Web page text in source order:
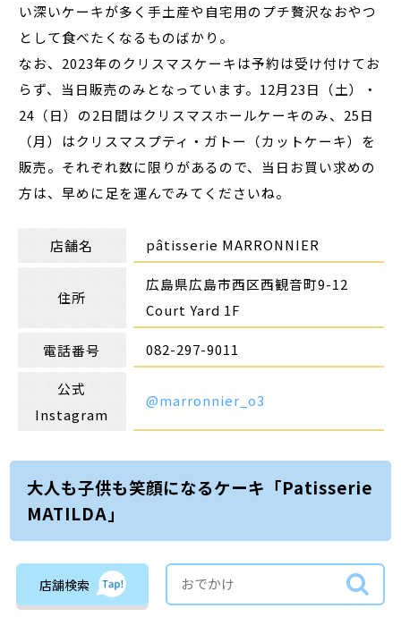
い深いケーキが多く手土産や自宅用のプチ贅沢なおやつ
として食べたくなるものばかり。
なお、2023年のクリスマスケーキは予約は受け付けてお
らず、当日販売のみとなっています。12月23日（土）・
24（日）の2日間はクリスマスホールケーキのみ、25日
（月）はクリスマスプティ・ガトー（カットケーキ）を
販売。それぞれ数に限りがあるので、当日お買い求めの
方は、早めに足を運んでみてくださいね。
店舗名 pâtisserie MARRONNIER
住所
広島県広島市西区西観音町9-12
Court Yard 1F
電話番号 082-297-9011
公式
Instagram
@marronnier_o3
大人も子供も笑顔になるケーキ「Patisserie
MATILDA」
店舗検索